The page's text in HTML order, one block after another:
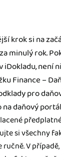
krok si na
minulý rok.
není
Finance –
pro
daňový
si všechny
V